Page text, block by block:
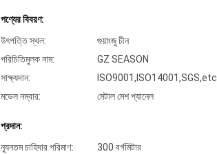
পণ্যের বিবরণ:
উৎপত্তি স্থল:
গুয়াংজু চীন
পরিচিতিমুলক নাম:
GZ SEASON
সাক্ষ্যদান:
ISO9001,ISO14001,SGS,etc.
মডেল নম্বার:
মেটাল মেশ প্যানেল
প্রদান:
ন্যূনতম চাহিদার পরিমাণ:
300 বর্গমিটার